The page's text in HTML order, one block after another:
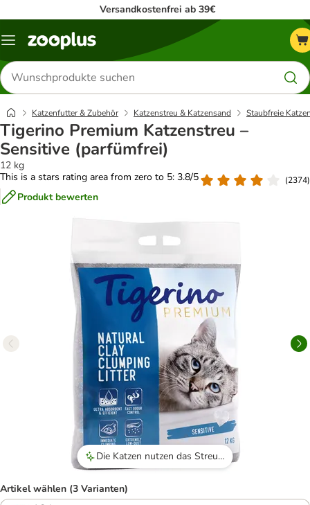
Versandkostenfrei ab 39€
Menü
Produkte
suchen
Katzenfutter & Zubehör Katzenstreu & Katzensand Staubfreie
Tigerino Premium Katzenstreu –
Sensitive (parfümfrei)
12 kg
This is a stars rating area from zero to 5: 3.8/5
(2374)
Produkt bewerten
Die Katzen nutzen das Streu gerne.
Artikel wählen (3 Varianten)